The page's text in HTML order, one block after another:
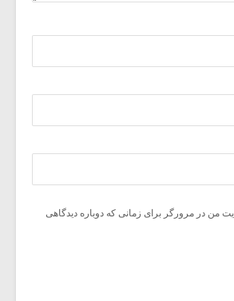
من در مرورگر برای زمانی که دوباره دیدگاهی